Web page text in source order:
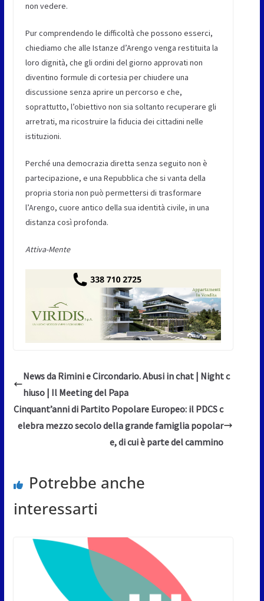
non vedere.
Pur comprendendo le difficoltà che possono esserci,
chiediamo che alle Istanze d’Arengo venga restituita la
loro dignità, che gli ordini del giorno approvati non
diventino formule di cortesia per chiudere una
discussione senza aprire un percorso e che,
soprattutto, l’obiettivo non sia soltanto recuperare gli
arretrati, ma ricostruire la fiducia dei cittadini nelle
istituzioni.
Perché una democrazia diretta senza seguito non è
partecipazione, e una Repubblica che si vanta della
propria storia non può permettersi di trasformare
l’Arengo, cuore antico della sua identità civile, in una
distanza così profonda.
Attiva-Mente
News da Rimini e Circondario. Abusi in chat | Night c
hiuso | Il Meeting del Papa
Cinquant’anni di Partito Popolare Europeo: il PDCS c
elebra mezzo secolo della grande famiglia popolar
e, di cui è parte del cammino
Potrebbe anche
interessarti